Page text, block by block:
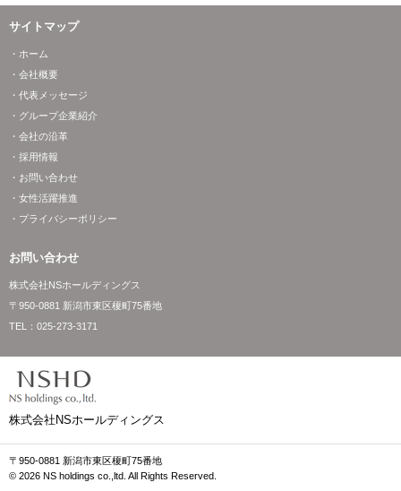
サイトマップ
・ホーム
・会社概要
・代表メッセージ
・グループ企業紹介
・会社の沿革
・採用情報
・お問い合わせ
・女性活躍推進
・プライバシーポリシー
お問い合わせ
株式会社NSホールディングス
〒950-0881 新潟市東区榎町75番地
TEL： 025-273-3171
株式会社NSホールディングス
〒950-0881 新潟市東区榎町75番地
© 2026 NS holdings co.,ltd. All Rights Reserved.